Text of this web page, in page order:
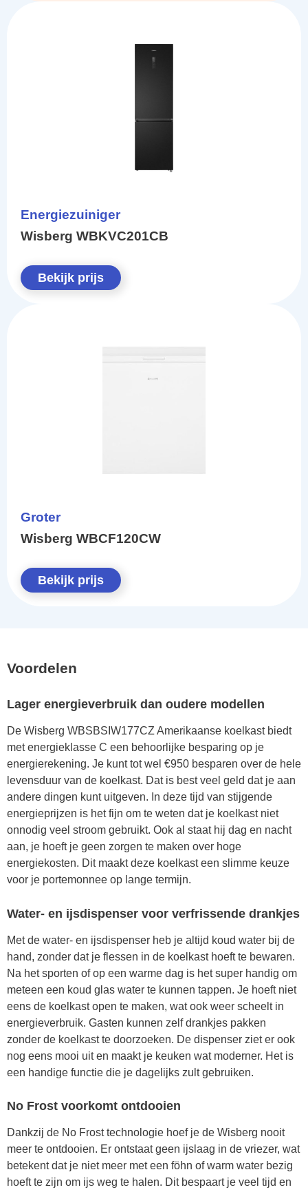
Energiezuiniger
Wisberg WBKVC201CB
Bekijk prijs
Groter
Wisberg WBCF120CW
Bekijk prijs
Voordelen
Lager energieverbruik dan oudere modellen
De Wisberg WBSBSIW177CZ Amerikaanse koelkast biedt
met energieklasse C een behoorlijke besparing op je
energierekening. Je kunt tot wel €950 besparen over de hele
levensduur van de koelkast. Dat is best veel geld dat je aan
andere dingen kunt uitgeven. In deze tijd van stijgende
energieprijzen is het fijn om te weten dat je koelkast niet
onnodig veel stroom gebruikt. Ook al staat hij dag en nacht
aan, je hoeft je geen zorgen te maken over hoge
energiekosten. Dit maakt deze koelkast een slimme keuze
voor je portemonnee op lange termijn.
Water- en ijsdispenser voor verfrissende drankjes
Met de water- en ijsdispenser heb je altijd koud water bij de
hand, zonder dat je flessen in de koelkast hoeft te bewaren.
Na het sporten of op een warme dag is het super handig om
meteen een koud glas water te kunnen tappen. Je hoeft niet
eens de koelkast open te maken, wat ook weer scheelt in
energieverbruik. Gasten kunnen zelf drankjes pakken
zonder de koelkast te doorzoeken. De dispenser ziet er ook
nog eens mooi uit en maakt je keuken wat moderner. Het is
een handige functie die je dagelijks zult gebruiken.
No Frost voorkomt ontdooien
Dankzij de No Frost technologie hoef je de Wisberg nooit
meer te ontdooien. Er ontstaat geen ijslaag in de vriezer, wat
betekent dat je niet meer met een föhn of warm water bezig
hoeft te zijn om ijs weg te halen. Dit bespaart je veel tijd en